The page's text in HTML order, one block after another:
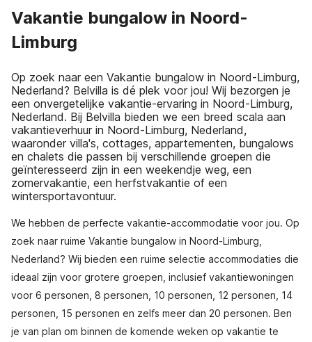
Vakantie bungalow in Noord-
Limburg
Op zoek naar een Vakantie bungalow in Noord-Limburg,
Nederland? Belvilla is dé plek voor jou! Wij bezorgen je
een onvergetelijke vakantie-ervaring in Noord-Limburg,
Nederland. Bij Belvilla bieden we een breed scala aan
vakantieverhuur in Noord-Limburg, Nederland,
waaronder villa's, cottages, appartementen, bungalows
en chalets die passen bij verschillende groepen die
geïnteresseerd zijn in een weekendje weg, een
zomervakantie, een herfstvakantie of een
wintersportavontuur.
We hebben de perfecte vakantie-accommodatie voor jou. Op
zoek naar ruime Vakantie bungalow in Noord-Limburg,
Nederland? Wij bieden een ruime selectie accommodaties die
ideaal zijn voor grotere groepen, inclusief vakantiewoningen
voor 6 personen, 8 personen, 10 personen, 12 personen, 14
personen, 15 personen en zelfs meer dan 20 personen. Ben
je van plan om binnen de komende weken op vakantie te